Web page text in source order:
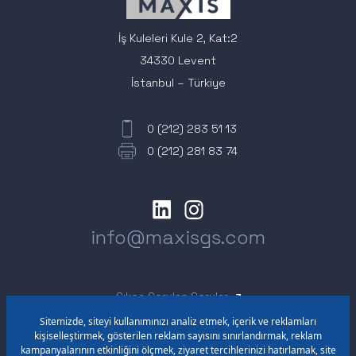
İş Kuleleri Kule 2, Kat:2
34330 Levent
İstanbul – Türkiye
0 (212) 283 51 13
0 (212) 281 83 74
info@maxisgs.com
Sıkça Sorulan Sorular
Sürekli Bilgilendirme Formu
Bilgi Toplumu Hizmeti